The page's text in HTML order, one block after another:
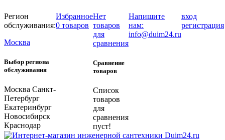
Регион
обслуживания:
Москва
Выбор региона
обслуживания
Москва Санкт-
Петербург
Екатеринбург
Новосибирск
Краснодар
Избранное
0 товаров
Нет
товаров
для
сравнения
Сравнение
товаров
Список
товаров
для
сравнения
пуст!
Напишите
нам:
info@duim24.ru
вход
регистрация